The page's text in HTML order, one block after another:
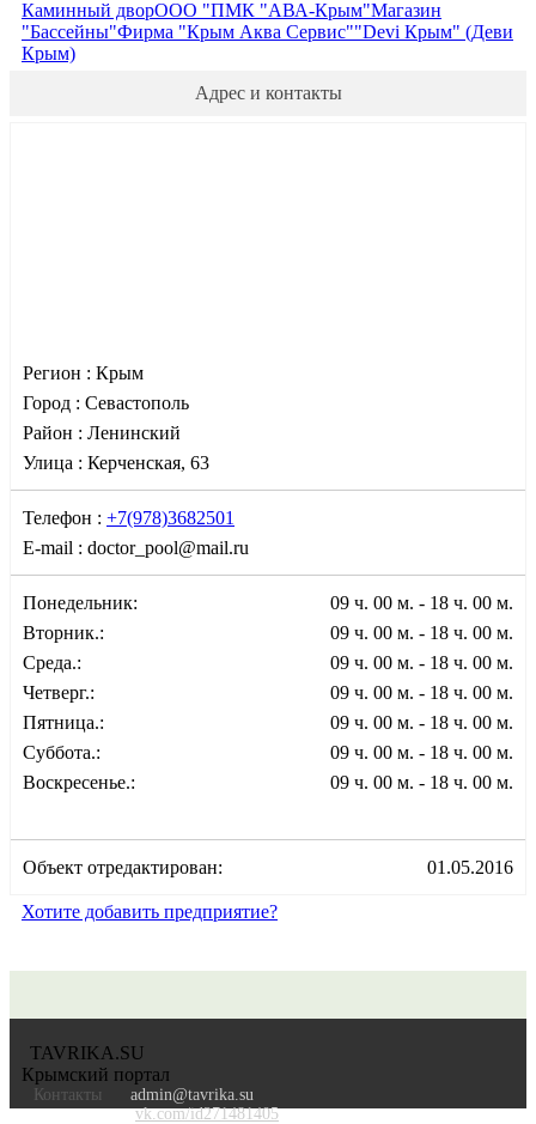
Каминный дворООО "ПМК "АВА-Крым"Магазин
"Бассейны"Фирма "Крым Аква Сервис""Devi Крым" (Деви
Крым)
Адрес и контакты
Регион : Крым
Город : Севастополь
Район : Ленинский
Улица : Керченская, 63
Телефон : +7(978)3682501
E-mail : doctor_pool@mail.ru
Понедельник:
09 ч. 00 м. - 18 ч. 00 м.
Вторник.:
09 ч. 00 м. - 18 ч. 00 м.
Среда.:
09 ч. 00 м. - 18 ч. 00 м.
Четверг.:
09 ч. 00 м. - 18 ч. 00 м.
Пятница.:
09 ч. 00 м. - 18 ч. 00 м.
Суббота.:
09 ч. 00 м. - 18 ч. 00 м.
Воскресенье.:
09 ч. 00 м. - 18 ч. 00 м.
Объект отредактирован: 01.05.2016
Хотите добавить предприятие?
TAVRIKA.SU
Крымский портал
Контакты
admin@tavrika.su
vk.com/id271481405